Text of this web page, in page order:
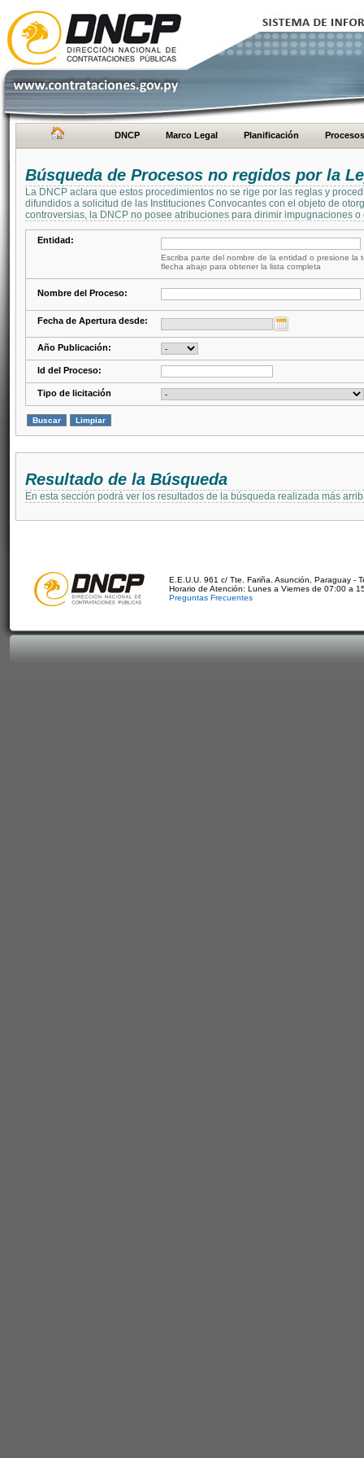
DNCP Marco Legal Planificación Procesos
Búsqueda de Procesos no regidos por la
La DNCP aclara que estos procedimientos no se rige por las reglas y
difundidos a solicitud de las Instituciones Convocantes con el objeto de
controversias, la DNCP no posee atribuciones para dirimir impugnaciones
Entidad:
Escriba parte del nombre de la entidad o presione la
flecha abajo para obtener la lista completa
Nombre del Proceso:
Fecha de Apertura desde:
Año Publicación:
Id del Proceso:
Tipo de licitación
Resultado de la Búsqueda
En esta sección podrá ver los resultados de la búsqueda realizada más
E.E.U.U. 961 c/ Tte. Fariña. Asunción, Paraguay -
Horario de Atención: Lunes a Viernes de 07:00 a
Preguntas Frecuentes